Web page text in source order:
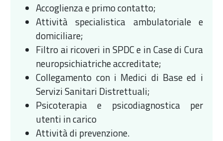
Accoglienza e primo contatto;
Attività specialistica ambulatoriale e
domiciliare;
Filtro ai ricoveri in SPDC e in Case di Cura
neuropsichiatriche accreditate;
Collegamento con i Medici di Base ed i
Servizi Sanitari Distrettuali;
Psicoterapia e psicodiagnostica per
utenti in carico
Attività di prevenzione.